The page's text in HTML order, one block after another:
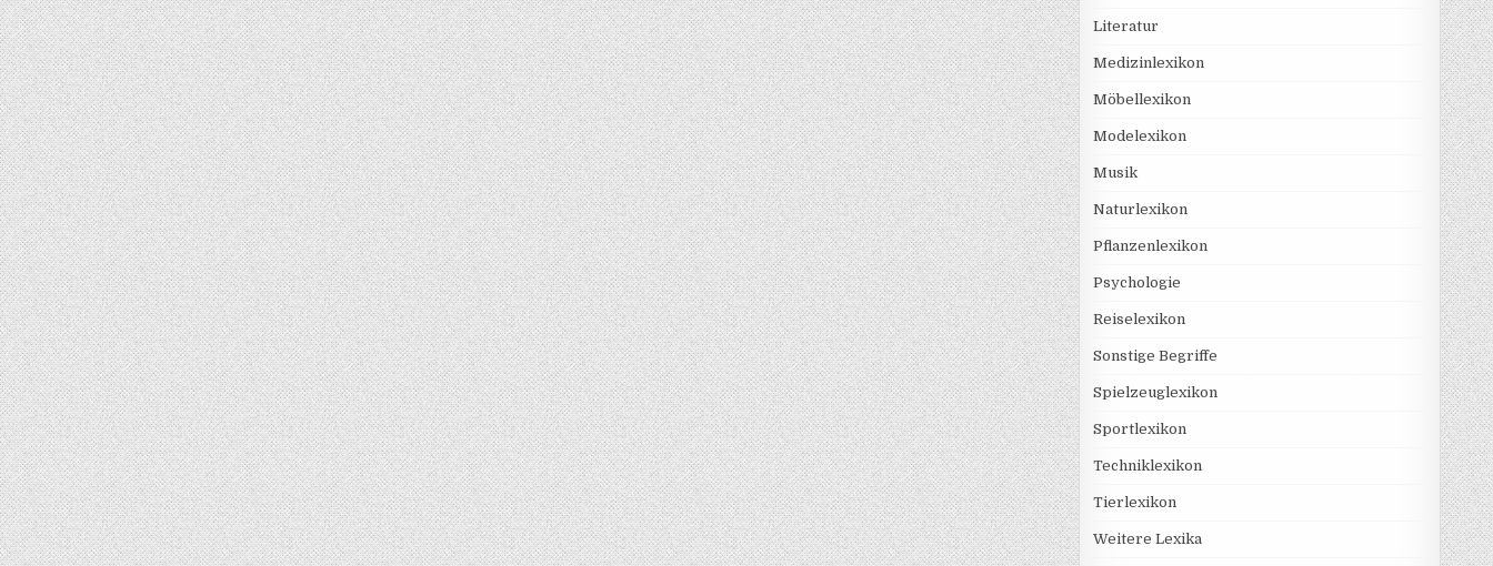
Literatur
Medizinlexikon
Möbellexikon
Modelexikon
Musik
Naturlexikon
Pflanzenlexikon
Psychologie
Reiselexikon
Sonstige Begriffe
Spielzeuglexikon
Sportlexikon
Techniklexikon
Tierlexikon
Weitere Lexika